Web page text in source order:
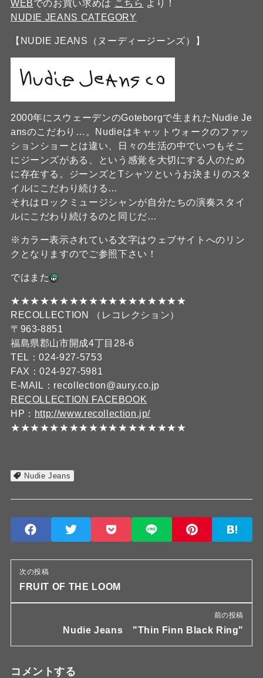
WEBでのお買い求めは こちら より！
NUDIE JEANS CATEGORY
【NUDIE JEANS（ヌーディージーンズ）】
2000年にスウェーデンのGoteborgで生まれたNudie Je
ansのこだわり…。Nudieはキャットウォークのファッ
ションショーとは違い、日々の生活の中でいつもそこ
にジーンズがある、という感覚を大切にする人のため
に存在する。ジーンズとTシャツというお決まりのスタ
イルにこだわり続ける…
それはロックミュージシャンが自分たちの演奏スタイ
ルにこだわり続けるのと同じだ…
※カラー表示されている文字はウェブサイトへのリン
クとなりますのでご参照下さい！
ではまた
★★★★★★★★★★★★★★★★★★
RECOLLECTION （レコレクション）
〒963-8851
福島県郡山市開成4丁目28-6
TEL：024-927-5753
FAX：024-927-5981
E-MAIL：recollection@aury.co.jp
RECOLLECTION FACEBOOK
HP： http://www.recollection.jp/
★★★★★★★★★★★★★★★★★★
Nudie Jeans
次の投稿
FRUIT OF THE LOOM
前の投稿
Nudie Jeans "Thin Finn Black Ring"
コメントする